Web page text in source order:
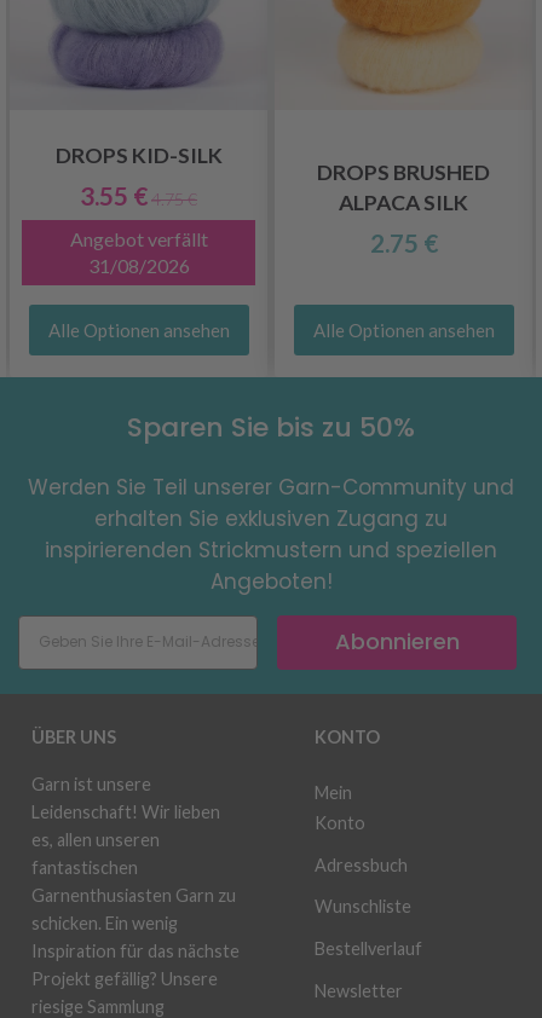
DROPS KID-SILK
3.55 €4.75 €
Angebot verfällt
31/08/2026
Alle Optionen ansehen
DROPS BRUSHED
ALPACA SILK
2.75 €
Alle Optionen ansehen
Sparen Sie bis zu 50%
Werden Sie Teil unserer Garn-Community und
erhalten Sie exklusiven Zugang zu
inspirierenden Strickmustern und speziellen
Angeboten!
Abonnieren
ÜBER UNS
Garn ist unsere
Leidenschaft! Wir lieben
es, allen unseren
fantastischen
Garnenthusiasten Garn zu
schicken. Ein wenig
Inspiration für das nächste
Projekt gefällig? Unsere
riesige Sammlung
KONTO
Mein
Konto
Adressbuch
Wunschliste
Bestellverlauf
Newsletter